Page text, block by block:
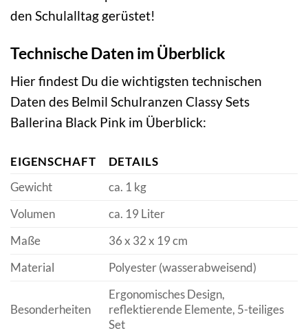
den Schulalltag gerüstet!
Technische Daten im Überblick
Hier findest Du die wichtigsten technischen
Daten des Belmil Schulranzen Classy Sets
Ballerina Black Pink im Überblick:
EIGENSCHAFT
DETAILS
Gewicht
ca. 1 kg
Volumen
ca. 19 Liter
Maße
36 x 32 x 19 cm
Material
Polyester (wasserabweisend)
Besonderheiten
Ergonomisches Design,
reflektierende Elemente, 5-teiliges
Set